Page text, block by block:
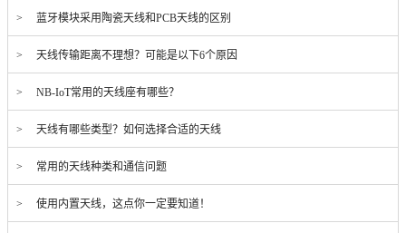
> 蓝牙模块采用陶瓷天线和PCB天线的区别
> 天线传输距离不理想？可能是以下6个原因
> NB-IoT常用的天线座有哪些？
> 天线有哪些类型？如何选择合适的天线
> 常用的天线种类和通信问题
> 使用内置天线，这点你一定要知道！